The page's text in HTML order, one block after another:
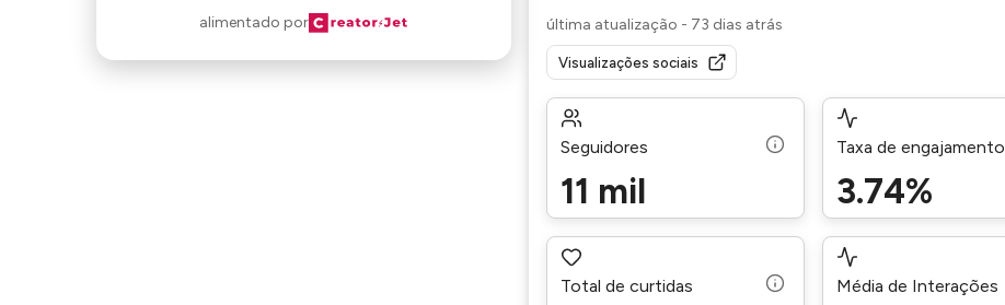
alimentado por última atualização - 73 dias atrás
Visualizações sociais
Seguidores
11 mil
Taxa de engajamento
3.74%
Total de curtidas Média de Interações